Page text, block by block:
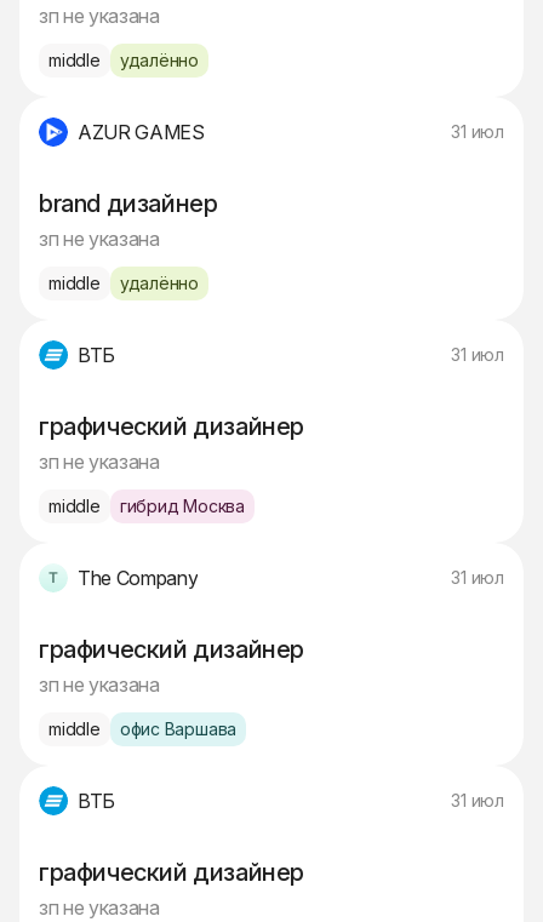
зп не указана
middle удалённо
AZUR GAMES 31 июл
brand дизайнер
зп не указана
middle удалённо
ВТБ 31 июл
графический дизайнер
зп не указана
middle гибрид Москва
The Company 31 июл
графический дизайнер
зп не указана
middle офис Варшава
ВТБ 31 июл
графический дизайнер
зп не указана